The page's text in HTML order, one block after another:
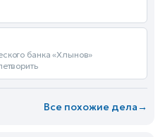
банка «Хлынов»
Все похожие дела→